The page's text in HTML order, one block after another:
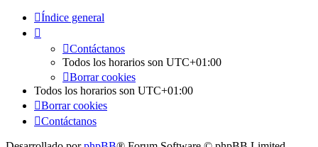
Índice general
Contáctanos
Todos los horarios son UTC+01:00
Borrar cookies
Todos los horarios son UTC+01:00
Borrar cookies
Contáctanos